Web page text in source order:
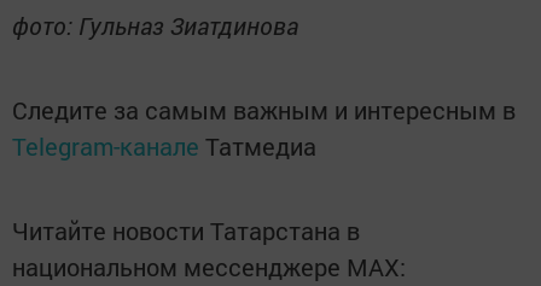
фото: Гульназ Зиатдинова
Следите за самым важным и интересным в
Telegram-канале Татмедиа
Читайте новости Татарстана в
национальном мессенджере MАХ: